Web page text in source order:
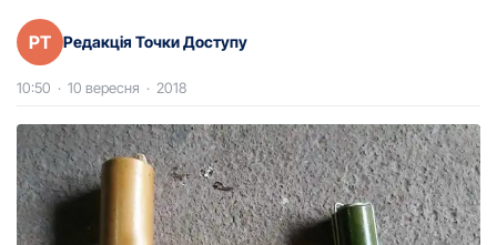
РТ Редакція Точки Доступу
10:50 · 10 вересня · 2018